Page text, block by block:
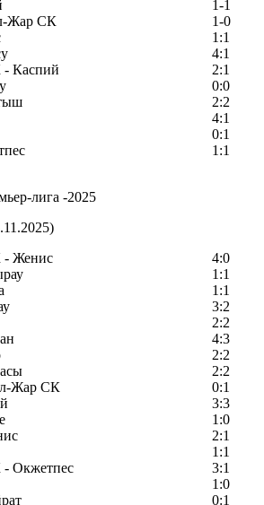
1-1
Жар СК
1-0
1:1
4:1
Каспий
2:1
0:0
2:2
4:1
0:1
1:1
лига -2025
Женис
4:0
1:1
1:1
3:2
2:2
4:3
2:2
2:2
Жар СК
0:1
3:3
1:0
2:1
1:1
Окжетпес
3:1
1:0
0:1